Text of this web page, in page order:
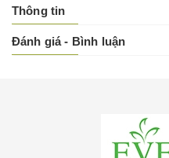
Thông tin
Đánh giá - Bình luận